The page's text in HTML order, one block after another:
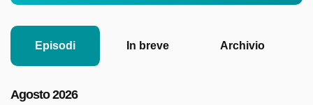
Episodi In breve Archivio
Agosto 2026